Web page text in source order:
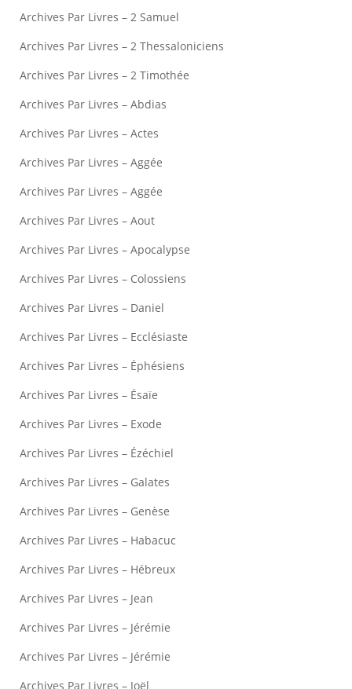
Archives Par Livres – 2 Samuel
Archives Par Livres – 2 Thessaloniciens
Archives Par Livres – 2 Timothée
Archives Par Livres – Abdias
Archives Par Livres – Actes
Archives Par Livres – Aggée
Archives Par Livres – Aggée
Archives Par Livres – Aout
Archives Par Livres – Apocalypse
Archives Par Livres – Colossiens
Archives Par Livres – Daniel
Archives Par Livres – Ecclésiaste
Archives Par Livres – Éphésiens
Archives Par Livres – Ésaïe
Archives Par Livres – Exode
Archives Par Livres – Ézéchiel
Archives Par Livres – Galates
Archives Par Livres – Genèse
Archives Par Livres – Habacuc
Archives Par Livres – Hébreux
Archives Par Livres – Jean
Archives Par Livres – Jérémie
Archives Par Livres – Jérémie
Archives Par Livres – Joël